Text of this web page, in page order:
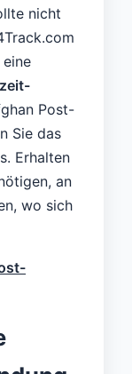
nicht
Post-
Sie das
Erhalten
an
wo sich